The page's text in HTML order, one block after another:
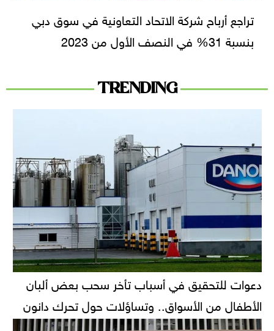
تراجع أرباح شركة الاتحاد التعاونية في سوق دبي
بنسبة 31% في النصف الأول من 2023
TRENDING
دعوات للتحقيق في أسباب تأخر سحب بعض ألبان
الأطفال من الأسواق.. وتساؤلات حول تحرك دانون